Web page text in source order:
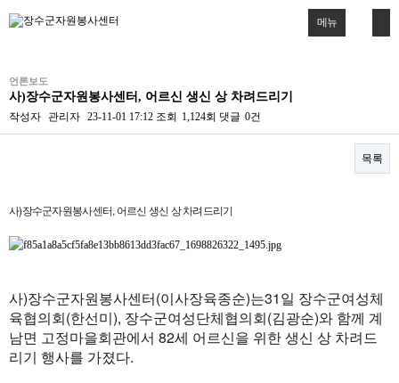
메뉴
언론보도
사)장수군자원봉사센터, 어르신 생신 상 차려드리기
작성자 관리자 23-11-01 17:12 조회 1,124회 댓글 0건
목록
사)장수군자원봉사센터, 어르신 생신 상 차려드리기
사)장수군자원봉사센터(이사장육종순)는31일 장수군여성체
육협의회(한선미), 장수군여성단체협의회(김광순)와 함께 계
남면 고정마을회관에서 82세 어르신을 위한 생신 상 차려드
리기 행사를 가졌다.